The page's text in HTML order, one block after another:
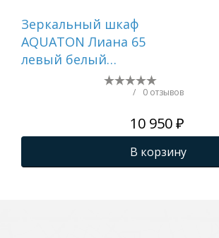
Зеркальный шкаф
AQUATON Лиана 65
левый белый
1A166202LL01L
/ 0 отзывов
10 950 ₽
В корзину